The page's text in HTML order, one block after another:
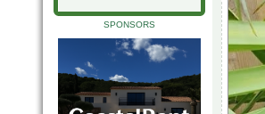
SPONSORS